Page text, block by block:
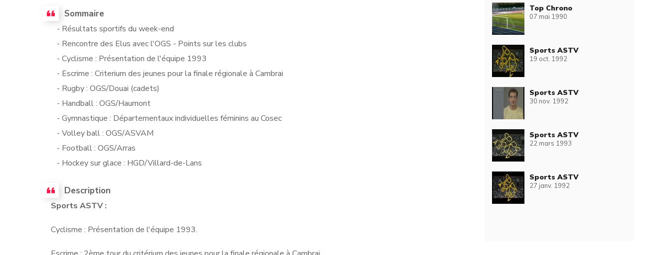
Sommaire
- Résultats sportifs du week-end
- Rencontre des Elus avec l'OGS - Points sur les clubs
- Cyclisme : Présentation de l'équipe 1993
- Escrime : Criterium des jeunes pour la finale régionale à Cambrai
- Rugby : OGS/Douai (cadets)
- Handball : OGS/Haumont
- Gymnastique : Départementaux individuelles féminins au Cosec
- Volley ball : OGS/ASVAM
- Football : OGS/Arras
- Hockey sur glace : HGD/Villard-de-Lans
Description
Sports ASTV :
Cyclisme : Présentation de l'équipe 1993.
Top Chrono
07 mai 1990
Sports ASTV
19 oct. 1992
Sports ASTV
30 nov. 1992
Sports ASTV
22 mars 1993
Sports ASTV
27 janv. 1992